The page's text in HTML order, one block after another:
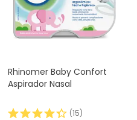
Rhinomer Baby Confort
Aspirador Nasal
(15)